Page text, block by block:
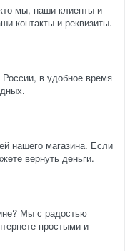
мы, наши клиенты и
контакты и реквизиты.
в удобное время
нашего магазина. Если
вернуть деньги.
Мы с радостью
простыми и